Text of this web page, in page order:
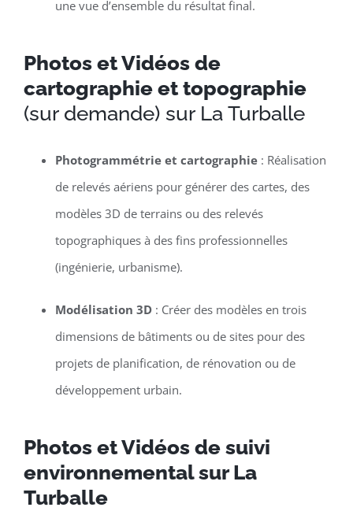
une vue d’ensemble du résultat final.
Photos et Vidéos de
cartographie et topographie
(sur demande) sur La Turballe
Photogrammétrie et cartographie: Réalisation
de relevés aériens pour générer des cartes, des
modèles 3D de terrains ou des relevés
topographiques à des fins professionnelles
(ingénierie, urbanisme).
Modélisation 3D: Créer des modèles en trois
dimensions de bâtiments ou de sites pour des
projets de planification, de rénovation ou de
développement urbain.
Photos et Vidéos de suivi
environnemental sur La
Turballe